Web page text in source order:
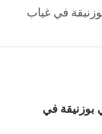
في غياب
في